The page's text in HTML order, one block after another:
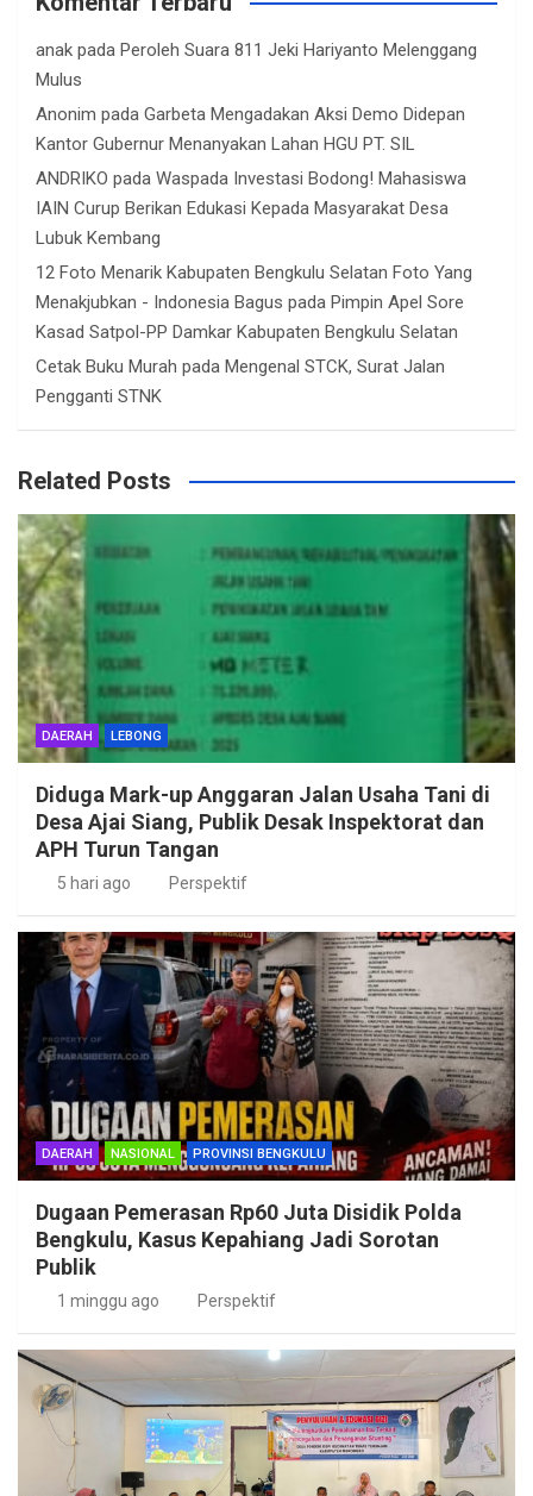
anak pada Peroleh Suara 811 Jeki Hariyanto Melenggang
Mulus
Anonim pada Garbeta Mengadakan Aksi Demo Didepan
Kantor Gubernur Menanyakan Lahan HGU PT. SIL
ANDRIKO pada Waspada Investasi Bodong! Mahasiswa
IAIN Curup Berikan Edukasi Kepada Masyarakat Desa
Lubuk Kembang
12 Foto Menarik Kabupaten Bengkulu Selatan Foto Yang
Menakjubkan - Indonesia Bagus pada Pimpin Apel Sore
Kasad Satpol-PP Damkar Kabupaten Bengkulu Selatan
Cetak Buku Murah pada Mengenal STCK, Surat Jalan
Pengganti STNK
Related Posts
DAERAH LEBONG
Diduga Mark-up Anggaran Jalan Usaha Tani di
Desa Ajai Siang, Publik Desak Inspektorat dan
APH Turun Tangan
5 hari ago Perspektif
DAERAH NASIONAL PROVINSI BENGKULU
Dugaan Pemerasan Rp60 Juta Disidik Polda
Bengkulu, Kasus Kepahiang Jadi Sorotan
Publik
1 minggu ago Perspektif